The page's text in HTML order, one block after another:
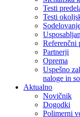
Testi
Testi
Referenčni
Partnerji
Oprema
Uspešno
naloge in
Aktualno
Novičnik
Dogodki
Polimerni